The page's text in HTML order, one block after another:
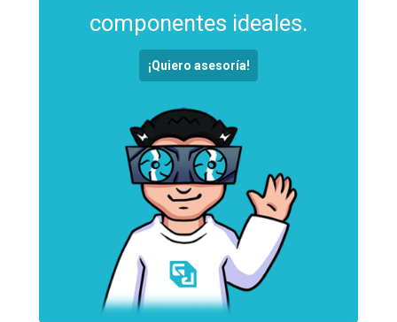
componentes ideales.
¡Quiero asesoría!